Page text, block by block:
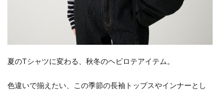
夏のTシャツに変わる、秋冬のヘビロテアイテム。
色違いで揃えたい、この季節の長袖トップスやインナーとし